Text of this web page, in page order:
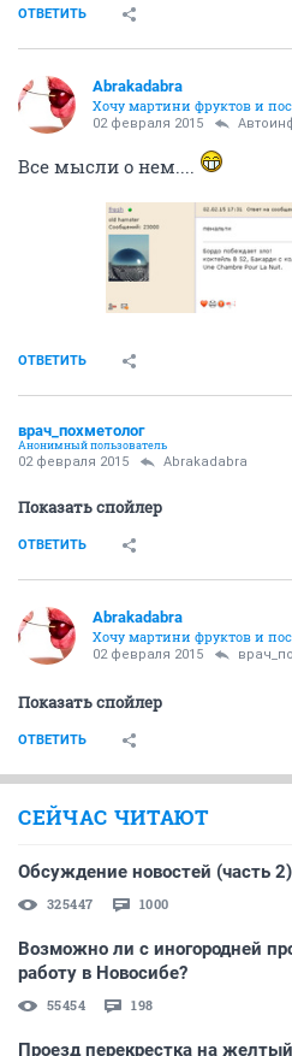
ОТВЕТИТЬ
Abrakadabra
Хочу мартини фруктов и
02 февраля 2015
Все мысли о нем....
ОТВЕТИТЬ
врач_похметолог
Анонимный пользователь
02 февраля 2015 Abrakadabra
Показать спойлер
ОТВЕТИТЬ
Abrakadabra
Хочу мартини фруктов и
02 февраля 2015
Показать спойлер
ОТВЕТИТЬ
СЕЙЧАС ЧИТАЮТ
Обсуждение новостей (часть 2)
325447 1000
Возможно ли с иногородней
работу в Новосибе?
55454 198
Проезд перекрестка на